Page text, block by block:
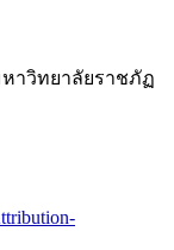
หาวิทยาลัยราชภัฏ